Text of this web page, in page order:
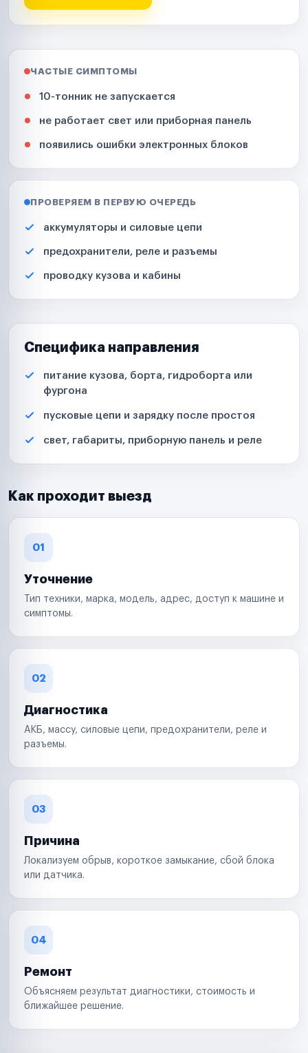
ЧАСТЫЕ СИМПТОМЫ
10-тонник не запускается
не работает свет или приборная панель
появились ошибки электронных блоков
ПРОВЕРЯЕМ В ПЕРВУЮ ОЧЕРЕДЬ
аккумуляторы и силовые цепи
предохранители, реле и разъемы
проводку кузова и кабины
Специфика направления
питание кузова, борта, гидроборта или
фургона
пусковые цепи и зарядку после простоя
свет, габариты, приборную панель и реле
Как проходит выезд
01
Уточнение
Тип техники, марка, модель, адрес, доступ к машине и
симптомы.
02
Диагностика
АКБ, массу, силовые цепи, предохранители, реле и
разъемы.
03
Причина
Локализуем обрыв, короткое замыкание, сбой блока
или датчика.
04
Ремонт
Объясняем результат диагностики, стоимость и
ближайшее решение.